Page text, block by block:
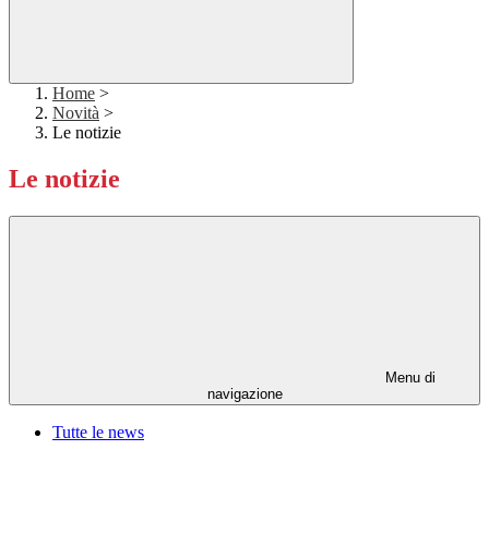
Home >
Novità >
Le notizie
Le notizie
Menu di
navigazione
Tutte le news